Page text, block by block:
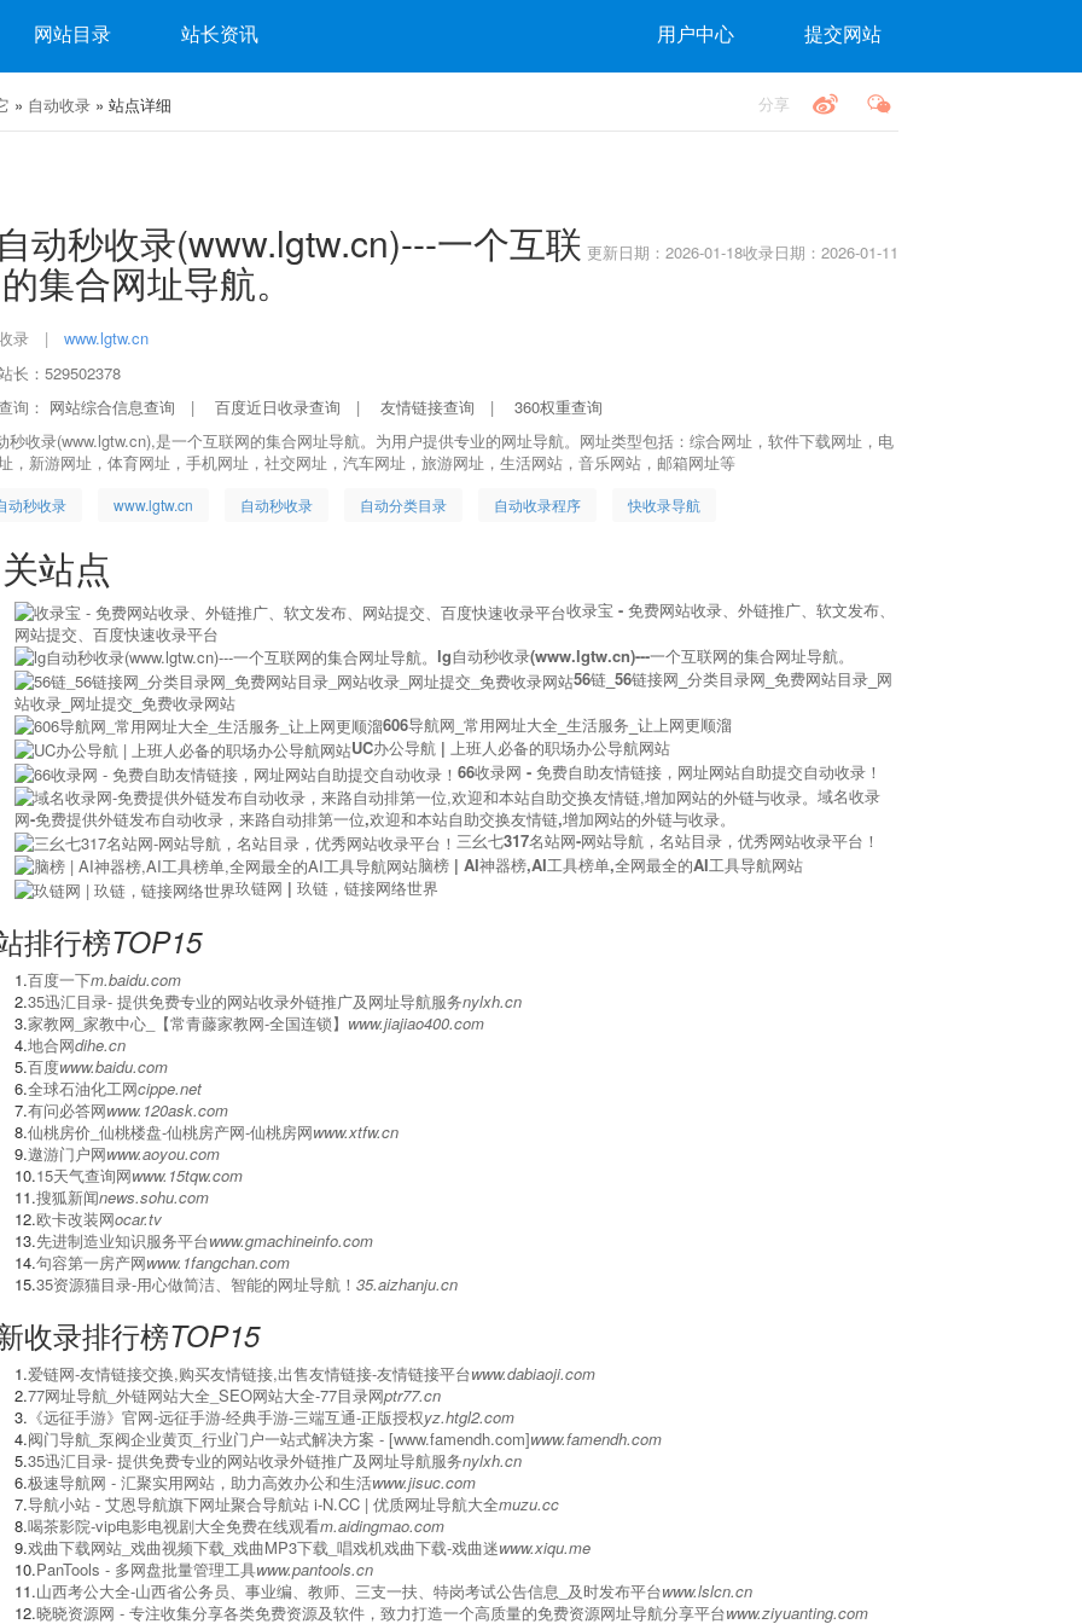
网站目录 站长资讯 用户中心 提交网站
分享
» 自动收录 » 站点详细
收录日期：2026-01-11
更新日期：2026-01-18
动秒收录(www.lgtw.cn)---一个互联
集合网址导航。
录 |
www.lgtw.cn
长：529502378
询： 网站综合信息查询 | 百度近日收录查询 | 友情链接查询 | 360权重查询
秒收录(www.lgtw.cn),是一个互联网的集合网址导航。为用户提供专业的网址导航。网址类型包括：综合网址，软件下载网址，电
，新游网址，体育网址，手机网址，社交网址，汽车网址，旅游网址，生活网站，音乐网站，邮箱网址等
动秒收录 www.lgtw.cn 自动秒收录 自动分类目录 自动收录程序 快收录导航
站点
收录宝 - 免费网站收录、外链推广、软文发布、
网站提交、百度快速收录平台
lg自动秒收录(www.lgtw.cn)---一个互联网的集合网址导航。
56链_56链接网_分类目录网_免费网站目录_网
站收录_网址提交_免费收录网站
606导航网_常用网址大全_生活服务_让上网更顺溜
UC办公导航 | 上班人必备的职场办公导航网站
66收录网 - 免费自助友情链接，网址网站自助提交自动收录！
域名收录
网-免费提供外链发布自动收录，来路自动排第一位,欢迎和本站自助交换友情链,增加网站的外链与收录。
三幺七317名站网-网站导航，名站目录，优秀网站收录平台！
脑榜 | AI神器榜,AI工具榜单,全网最全的AI工具导航网站
玖链网 | 玖链，链接网络世界
排行榜TOP15
1.百度一下m.baidu.com
2.‌35迅汇目录- 提供免费专业的网站收录外链推广及网址导航服务nylxh.cn
3.家教网_家教中心_【常青藤家教网-全国连锁】 www.jiajiao400.com
4.地合网dihe.cn
5.百度www.baidu.com
6.全球石油化工网cippe.net
7.有问必答网www.120ask.com
8.仙桃房价_仙桃楼盘-仙桃房产网-仙桃房网www.xtfw.cn
9.遨游门户网www.aoyou.com
10.15天气查询网www.15tqw.com
11.搜狐新闻news.sohu.com
12.欧卡改装网ocar.tv
13.先进制造业知识服务平台www.gmachineinfo.com
14.句容第一房产网www.1fangchan.com
15.35资源猫目录-用心做简洁、智能的网址导航！ 35.aizhanju.cn
收录排行榜TOP15
1.爱链网-友情链接交换,购买友情链接,出售友情链接-友情链接平台www.dabiaoji.com
2.77网址导航_外链网站大全_SEO网站大全-77目录网ptr77.cn
3. 《远征手游》官网-远征手游-经典手游-三端互通-正版授权yz.htgl2.com
4.阀门导航_泵阀企业黄页_行业门户一站式解决方案 - [www.famendh.com]www.famendh.com
5.‌35迅汇目录- 提供免费专业的网站收录外链推广及网址导航服务nylxh.cn
6.极速导航网 - 汇聚实用网站，助力高效办公和生活www.jisuc.com
7.导航小站 - 艾恩导航旗下网址聚合导航站 i-N.CC | 优质网址导航大全muzu.cc
8.喝茶影院-vip电影电视剧大全免费在线观看m.aidingmao.com
9.戏曲下载网站_戏曲视频下载_戏曲MP3下载_唱戏机戏曲下载-戏曲迷www.xiqu.me
10.PanTools - 多网盘批量管理工具www.pantools.cn
11.山西考公大全-山西省公务员、事业编、教师、三支一扶、特岗考试公告信息_及时发布平台www.lslcn.cn
12.晓晓资源网 - 专注收集分享各类免费资源及软件，致力打造一个高质量的免费资源网址导航分享平台www.ziyuanting.com